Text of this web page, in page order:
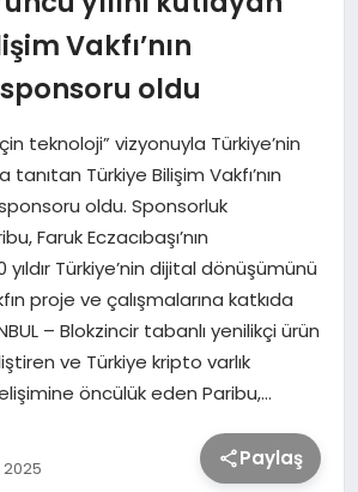
Vakfı’nın
oldu
teknoloji” vizyonuyla Türkiye’nin
tanıtan Türkiye Bilişim Vakfı’nın
oldu. Sponsorluk
Faruk Eczacıbaşı’nın
yıldır Türkiye’nin dijital dönüşümünü
proje ve çalışmalarına katkıda
– Blokzincir tabanlı yenilikçi ürün
ve Türkiye kripto varlık
öncülük eden Paribu,…
Paylaş